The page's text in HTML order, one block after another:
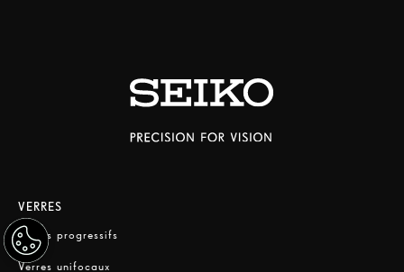
VERRES
Verres progressifs
Verres unifocaux